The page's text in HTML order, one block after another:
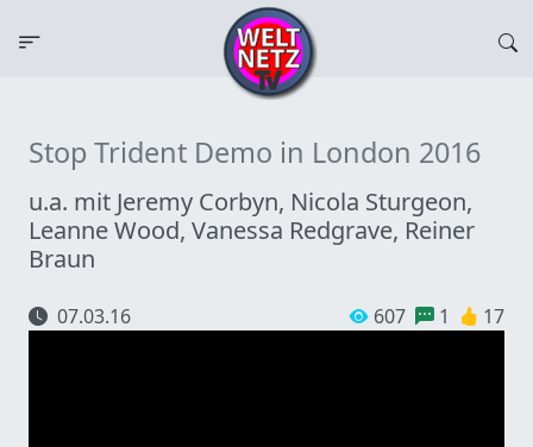
Stop Trident Demo in London 2016
u.a. mit Jeremy Corbyn, Nicola Sturgeon,
Leanne Wood, Vanessa Redgrave, Reiner
Braun
07.03.16 607 1 17